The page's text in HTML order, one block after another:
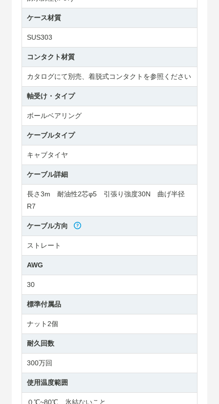
ケース材質
SUS303
コンタクト材質
カタログにて別売、着脱式コンタクトを参照ください
軸受け・タイプ
ボールベアリング
ケーブルタイプ
キャブタイヤ
ケーブル詳細
長さ3m 耐油性2芯φ5 引張り強度30N 曲げ半径
R7
ケーブル方向
ストレート
AWG
30
標準付属品
ナット2個
耐久回数
300万回
使用温度範囲
０℃~80℃ 氷結ないこと